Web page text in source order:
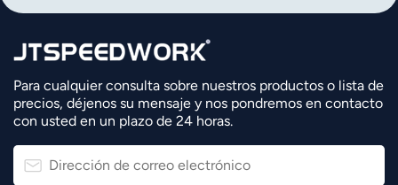
Para cualquier consulta sobre nuestros productos o lista de
precios, déjenos su mensaje y nos pondremos en contacto
con usted en un plazo de 24 horas.